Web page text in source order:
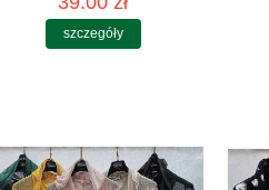
szczegóły